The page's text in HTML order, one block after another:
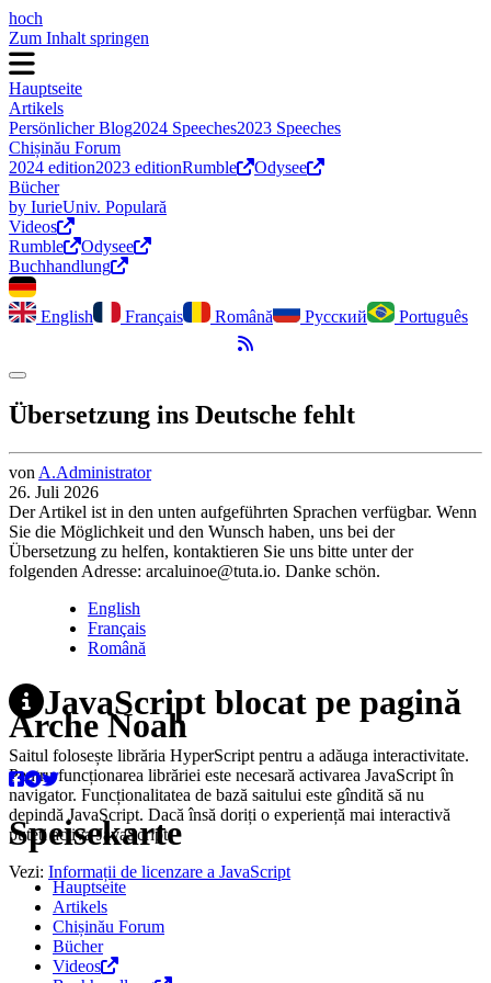
hoch
Zum Inhalt springen
Hauptseite
Artikels
Persönlicher Blog2024 Speeches2023 Speeches
Chișinău Forum
2024 edition2023 editionRumble
Odysee
Bücher
by IurieUniv. Populară
Videos
Rumble
Odysee
Buchhandlung
English Français Română Русский
Português
RSS-Feed
Dark Mode umschalten
Übersetzung ins Deutsche fehlt
von A.Administrator
26. Juli 2026
Der Artikel ist in den unten aufgeführten Sprachen verfügbar. Wenn
Sie die Möglichkeit und den Wunsch haben, uns bei der
Übersetzung zu helfen, kontaktieren Sie uns bitte unter der
folgenden Adresse: arcaluinoe@tuta.io. Danke schön.
English
Français
Română
JavaScript blocat pe pagină
Saitul folosește librăria HyperScript pentru a adăuga interactivitate.
Pentru funcționarea librăriei este necesară activarea JavaScript în
navigator. Funcționalitatea de bază saitului este gîndită să nu
depindă JavaScript. Dacă însă doriți o experiență mai interactivă
puteți activa JavaScript.
Vezi: Informații de licenzare a JavaScript
Arche Noah
Speisekarte
Hauptseite
Artikels
Chișinău Forum
Bücher
Videos